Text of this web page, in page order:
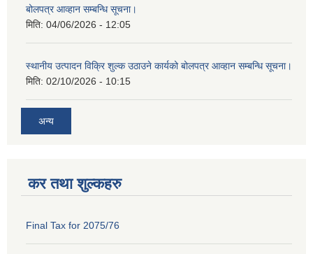
बोलपत्र आव्हान सम्बन्धि सूचना।
मिति: 04/06/2026 - 12:05
स्थानीय उत्पादन विक्रि शुल्क उठाउने कार्यको बोलपत्र आव्हान सम्बन्धि सूचना।
मिति: 02/10/2026 - 10:15
अन्य
कर तथा शुल्कहरु
Final Tax for 2075/76